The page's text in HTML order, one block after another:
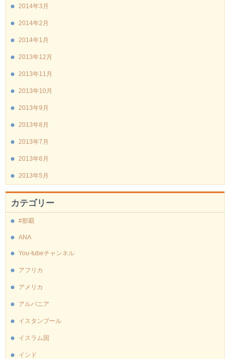
2014年3月
2014年2月
2014年1月
2013年12月
2013年11月
2013年10月
2013年9月
2013年8月
2013年7月
2013年6月
2013年5月
カテゴリー
#那覇
ANA
You-tubeチャンネル
アフリカ
アメリカ
アルバニア
イスタンブール
イスラム国
インド